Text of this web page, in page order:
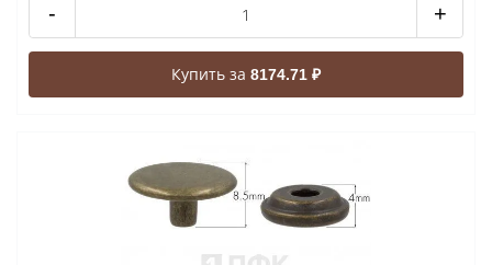
- +
Купить за 8174.71 ₽